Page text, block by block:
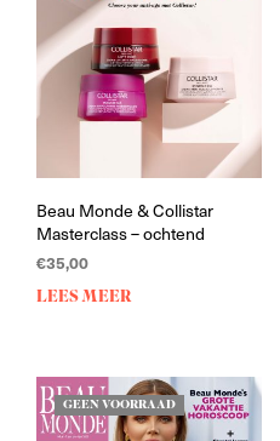
Beau Monde & Collistar
Masterclass – ochtend
€35,00
LEES MEER
GEEN VOORRAAD